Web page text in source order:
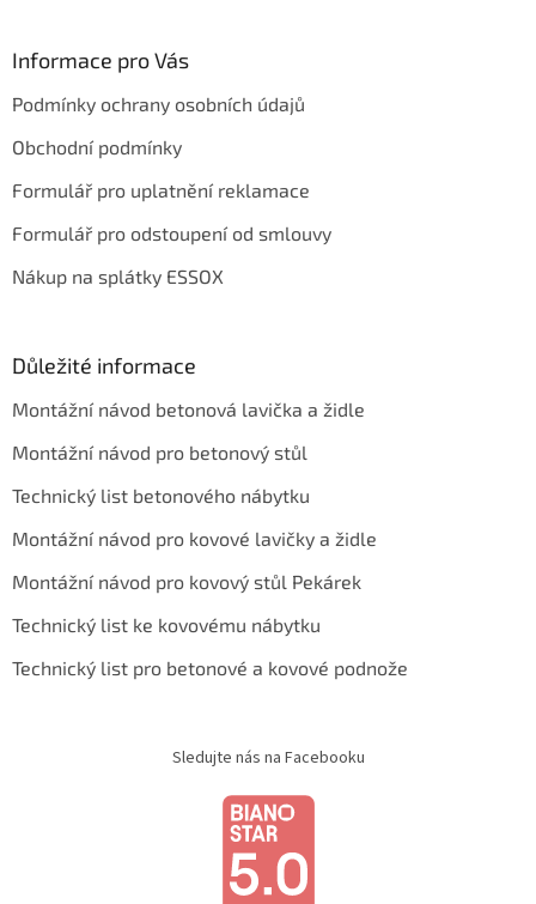
Informace pro Vás
Podmínky ochrany osobních údajů
Obchodní podmínky
Formulář pro uplatnění reklamace
Formulář pro odstoupení od smlouvy
Nákup na splátky ESSOX
Důležité informace
Montážní návod betonová lavička a židle
Montážní návod pro betonový stůl
Technický list betonového nábytku
Montážní návod pro kovové lavičky a židle
Montážní návod pro kovový stůl Pekárek
Technický list ke kovovému nábytku
Technický list pro betonové a kovové podnože
Sledujte nás na Facebooku